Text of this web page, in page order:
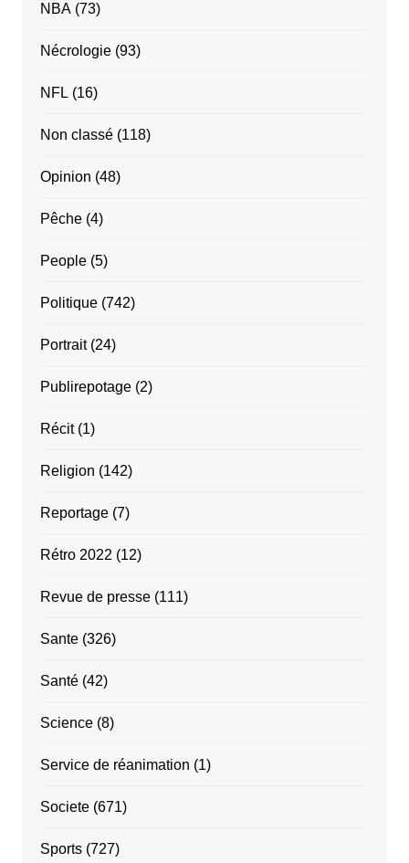
NBA(73)
Nécrologie(93)
NFL (16)
Non classé(118)
Opinion (48)
Pêche(4)
People(5)
Politique(742)
Portrait(24)
Publirepotage(2)
Récit(1)
Religion (142)
Reportage(7)
Rétro 2022 (12)
Revue de presse(111)
Sante(326)
Santé(42)
Science(8)
Service de réanimation (1)
Societe(671)
Sports(727)